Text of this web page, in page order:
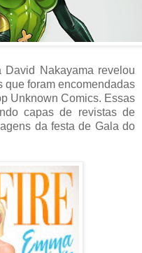
Nakayama revelou
que foram encomendadas
Unknown Comics. Essas
capas de revistas de
da festa de Gala do